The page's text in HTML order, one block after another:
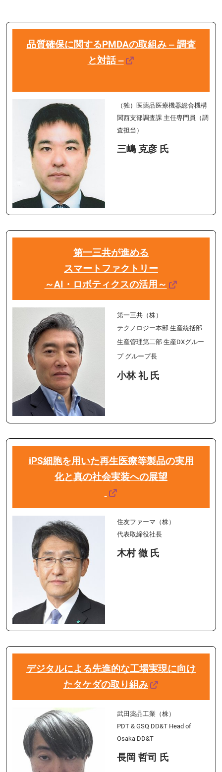
品質確保に関するPMDAの取組み ‒ 調査
と対話 ‒
（独）医薬品医療機器総合機構
関西支部調査課 主任専門員（調
査担当）
三嶋 克彦 氏
第一三共が進める
スマートファクトリー
～AI・ロボティクスの活用～
第一三共（株）
テクノロジー本部 生産統括部
生産管理第二部 生産DXグルー
プ グループ長
小林 礼 氏
iPS細胞を用いた再生医療等製品の実用
化と真の社会実装への展望
住友ファーマ（株）
代表取締役社長
木村 徹 氏
デジタルによる先進的な工場実現に向け
たタケダの取り組み
武田薬品工業（株）
PDT & GSQ DD&T Head of
Osaka DD&T
長岡 哲司 氏